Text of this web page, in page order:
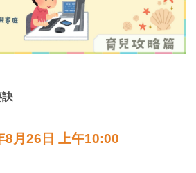
8月26日 上午10:00